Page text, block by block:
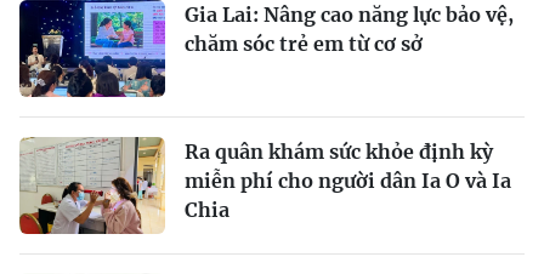
Gia Lai: Nâng cao năng lực bảo vệ,
chăm sóc trẻ em từ cơ sở
Ra quân khám sức khỏe định kỳ
miễn phí cho người dân Ia O và Ia
Chia